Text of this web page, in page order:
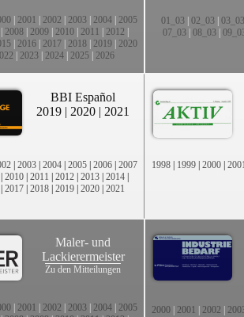
2001 2002 2003 2004 2005
2008 2009 2010 2011 2012
2016 2017 2018 2019 2020
2023| 2024| 2025| 2026
01_03| 02_03| 03_03
07_03 08_03
BBI Español
2019 | 2020 | 2021
| 2003 | 2004 | 2005 | 2006 | 2007
| 2010 | 2011 | 2012 | 2013 | 2014 |
| 2017 | 2018 | 2019 | 2020 | 2021
1998 | 1999 | 2000 | 2001
Maler- und
Lackierermeister
Zu den Mitteilungen
2001 2002 2003 2004 2005
2000 2001 2002